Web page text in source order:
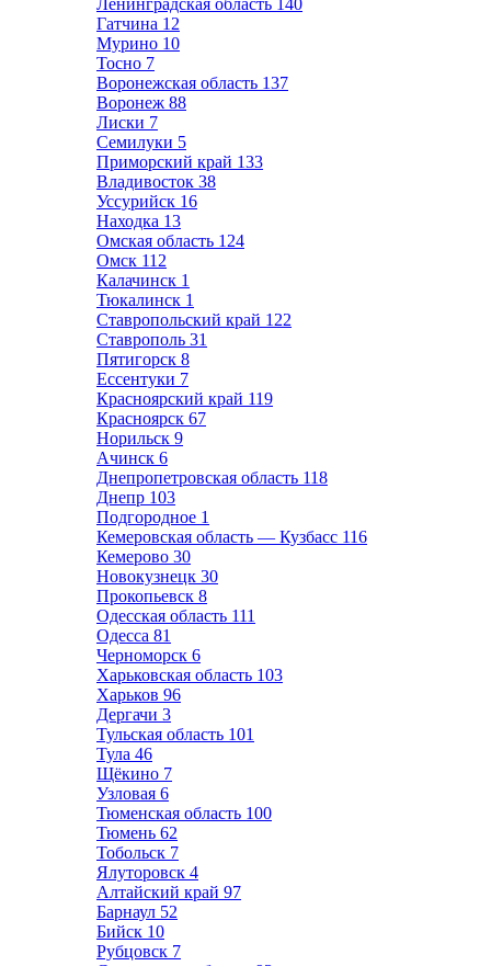
Ленинградская область 140
Гатчина 12
Мурино 10
Тосно 7
Воронежская область 137
Воронеж 88
Лиски 7
Семилуки 5
Приморский край 133
Владивосток 38
Уссурийск 16
Находка 13
Омская область 124
Омск 112
Калачинск 1
Тюкалинск 1
Ставропольский край 122
Ставрополь 31
Пятигорск 8
Ессентуки 7
Красноярский край 119
Красноярск 67
Норильск 9
Ачинск 6
Днепропетровская область 118
Днепр 103
Подгородное 1
Кемеровская область — Кузбасс 116
Кемерово 30
Новокузнецк 30
Прокопьевск 8
Одесская область 111
Одесса 81
Черноморск 6
Харьковская область 103
Харьков 96
Дергачи 3
Тульская область 101
Тула 46
Щёкино 7
Узловая 6
Тюменская область 100
Тюмень 62
Тобольск 7
Ялуторовск 4
Алтайский край 97
Барнаул 52
Бийск 10
Рубцовск 7